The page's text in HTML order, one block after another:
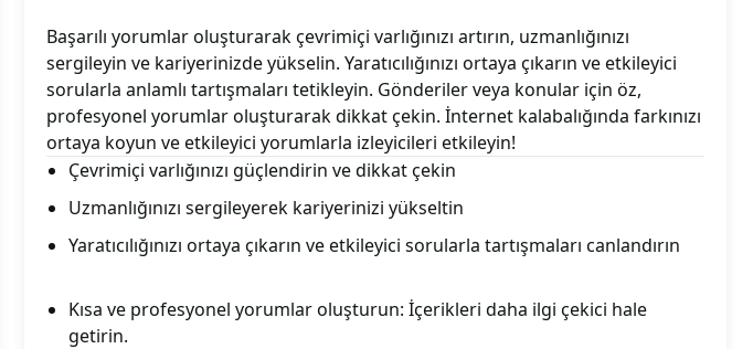
Başarılı yorumlar oluşturarak çevrimiçi varlığınızı artırın, uzmanlığınızı
sergileyin ve kariyerinizde yükselin. Yaratıcılığınızı ortaya çıkarın ve etkileyici
sorularla anlamlı tartışmaları tetikleyin. Gönderiler veya konular için öz,
profesyonel yorumlar oluşturarak dikkat çekin. İnternet kalabalığında farkınızı
ortaya koyun ve etkileyici yorumlarla izleyicileri etkileyin!
Çevrimiçi varlığınızı güçlendirin ve dikkat çekin
Uzmanlığınızı sergileyerek kariyerinizi yükseltin
Yaratıcılığınızı ortaya çıkarın ve etkileyici sorularla tartışmaları canlandırın
Kısa ve profesyonel yorumlar oluşturun: İçerikleri daha ilgi çekici hale
getirin.